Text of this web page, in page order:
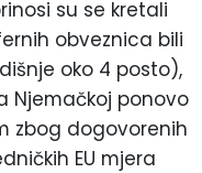
su se kretali
obveznica bili
oko 4 posto),
Njemačkoj ponovo
zbog dogovorenih
EU mjera